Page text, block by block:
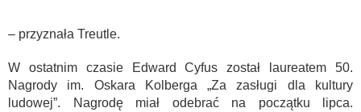
– przyznała Treutle.
W ostatnim czasie Edward Cyfus został laureatem 50.
Nagrody im. Oskara Kolberga „Za zasługi dla kultury
ludowej”. Nagrodę miał odebrać na początku lipca.